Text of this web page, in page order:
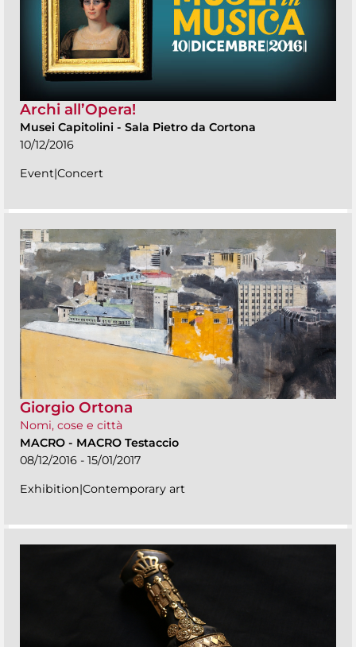
Archi all’Opera!
Musei Capitolini - Sala Pietro da Cortona
10/12/2016
Event|Concert
Giorgio Ortona
Nomi, cose e città
MACRO - MACRO Testaccio
08/12/2016 - 15/01/2017
Exhibition|Contemporary art